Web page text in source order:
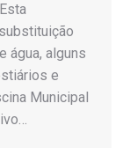
água, alguns
e
Municipal